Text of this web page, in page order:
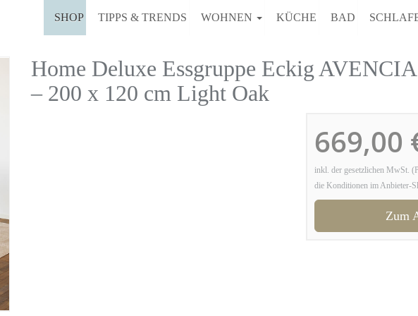
SHOP TIPPS & TRENDS WOHNEN KÜCHE BAD
Home Deluxe Essgruppe Eckig
– 200 x 120 cm Light Oak
669,00
inkl. der gesetzlichen MwSt.
die Konditionen im Anbieter-
Zum